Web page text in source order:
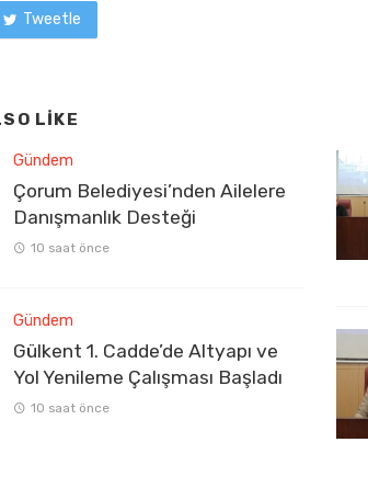
Tweetle
LIKE
Gündem
Çorum Belediyesi’nden Ailelere
Danışmanlık Desteği
10 saat önce
Gündem
Gülkent 1. Cadde’de Altyapı ve
Yol Yenileme Çalışması Başladı
10 saat önce